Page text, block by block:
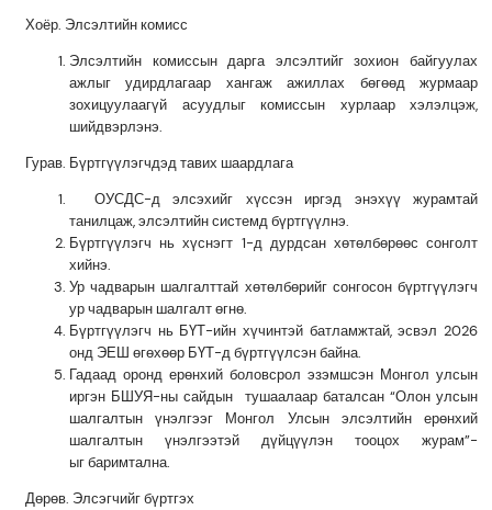
Хоёр. Элсэлтийн комисс
Элсэлтийн комиссын дарга элсэлтийг зохион байгуулах
ажлыг удирдлагаар хангаж ажиллах бөгөөд журмаар
зохицуулаагүй асуудлыг комиссын хурлаар хэлэлцэж,
шийдвэрлэнэ.
Гурав. Бүртгүүлэгчдэд тавих шаардлага
ОУСДС-д элсэхийг хүссэн иргэд энэхүү журамтай
танилцаж, элсэлтийн системд бүртгүүлнэ.
Бүртгүүлэгч ньхүснэгт 1-д дурдсан хөтөлбөрөөс сонголт
хийнэ.
Ур чадварын шалгалттай хөтөлбөрийг сонгосон бүртгүүлэгч
ур чадварын шалгалт өгнө.
Бүртгүүлэгч нь БҮТ-ийн хүчинтэй батламжтай, эсвэл 2026
онд ЭЕШ өгөхөөр БҮТ-д бүртгүүлсэн байна.
Гадаад оронд ерөнхий боловсрол эзэмшсэн Монгол улсын
иргэн БШУЯ-ны сайдын тушаалаар баталсан “Олон улсын
шалгалтын үнэлгээг Монгол Улсын элсэлтийн ерөнхий
шалгалтын үнэлгээтэй дүйцүүлэн тооцох журам”-
ыг баримтална.
Дөрөв. Элсэгчийг бүртгэх